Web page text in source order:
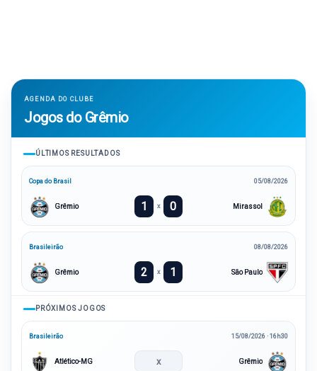
AGENDA DO CLUBE
Jogos do Grêmio
ÚLTIMOS RESULTADOS
Copa do Brasil 05/08/2026
Grêmio 1 x 0 Mirassol
Brasileirão 08/08/2026
Grêmio 2 x 1 São Paulo
PRÓXIMOS JOGOS
Brasileirão 15/08/2026 · 16h30
Atlético-MG x Grêmio